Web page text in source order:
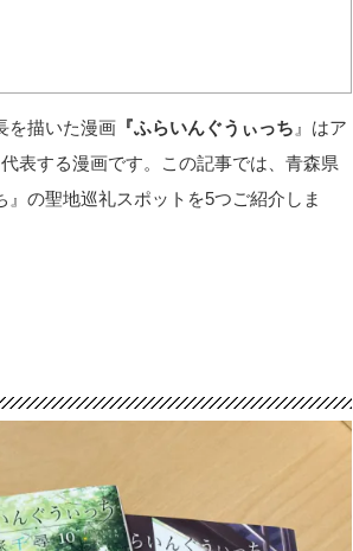
を描いた漫画『ふらいんぐうぃっち 』はア
表する漫画です。この記事では、青森県
の聖地巡礼スポットを5つご紹介しま